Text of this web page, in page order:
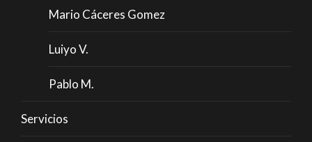
Mario Cáceres Gomez
Luiyo V.
Pablo M.
Servicios